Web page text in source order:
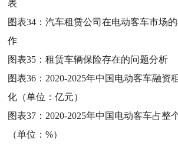
表
图表34：汽车租赁公司在电动客车市场
作
图表35：租赁车辆保险存在的问题分析
图表36： 2020-2025年中国电动客车融资
化（单位：亿元）
图表37： 2020-2025年中国电动客车占整
（单位：%）